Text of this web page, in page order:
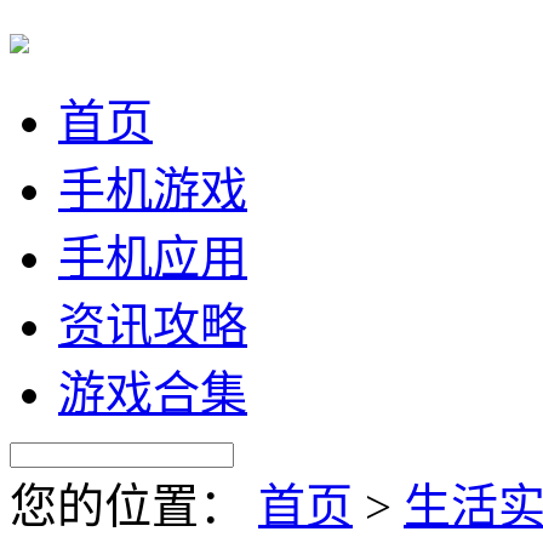
首页
手机游戏
手机应用
资讯攻略
游戏合集
您的位置： 首页 > 生活